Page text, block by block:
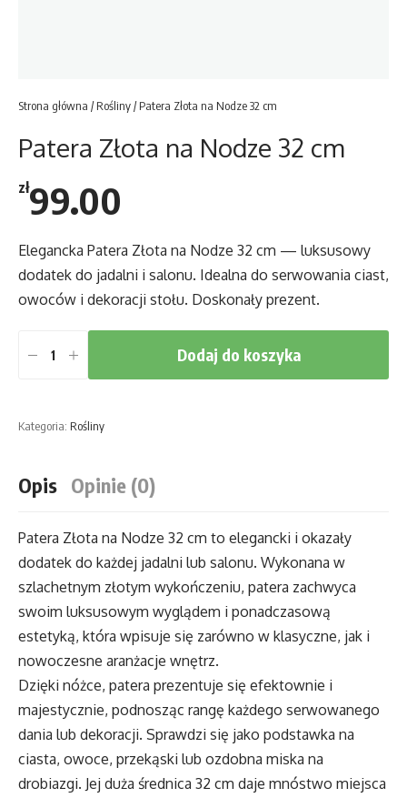
Strona główna /Rośliny/ Patera Złota na Nodze 32 cm
Patera Złota na Nodze 32 cm
zł99.00
Elegancka Patera Złota na Nodze 32 cm — luksusowy
dodatek do jadalni i salonu. Idealna do serwowania ciast,
owoców i dekoracji stołu. Doskonały prezent.
32
Dodaj do koszyka
Kategoria: Rośliny
Opis Opinie (0)
Patera Złota na Nodze 32 cm to elegancki i okazały
dodatek do każdej jadalni lub salonu. Wykonana w
szlachetnym złotym wykończeniu, patera zachwyca
swoim luksusowym wyglądem i ponadczasową
estetyką, która wpisuje się zarówno w klasyczne, jak i
nowoczesne aranżacje wnętrz.
Dzięki nóżce, patera prezentuje się efektownie i
majestycznie, podnosząc rangę każdego serwowanego
dania lub dekoracji. Sprawdzi się jako podstawka na
ciasta, owoce, przekąski lub ozdobna miska na
drobiazgi. Jej duża średnica 32 cm daje mnóstwo miejsca